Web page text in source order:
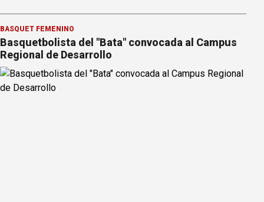
BÁSQUET FEMENINO
Basquetbolista del "Bata" convocada al Campus
Regional de Desarrollo